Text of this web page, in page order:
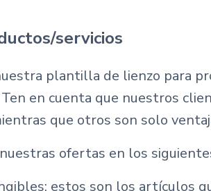
servicios
plantilla de lienzo para
en cuenta que nuestros
que otros son solo
ofertas en los
estos son los artículos